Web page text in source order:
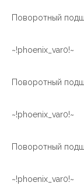
~!phoenix_var0!~
~!phoenix_var0!~
~!phoenix_var0!~